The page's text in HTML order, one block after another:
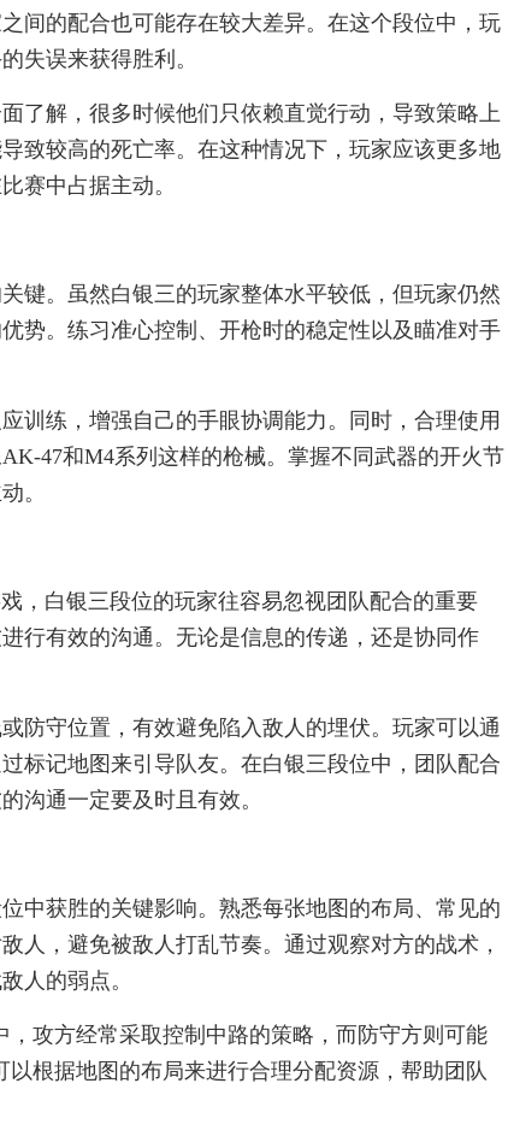
间的配合也可能存在较大差异。在这个段位中，玩
失误来获得胜利。
了解，很多时候他们只依赖直觉行动，导致策略上
致较高的死亡率。在这种情况下，玩家应该更多地
赛中占据主动。
键。虽然白银三的玩家整体水平较低，但玩家仍然
势。练习准心控制、开枪时的稳定性以及瞄准对手
训练，增强自己的手眼协调能力。同时，合理使用
47和M4系列这样的枪械。掌握不同武器的开火节
。
，白银三段位的玩家往容易忽视团队配合的重要
行有效的沟通。无论是信息的传递，还是协同作
防守位置，有效避免陷入敌人的埋伏。玩家可以通
标记地图来引导队友。在白银三段位中，团队配合
沟通一定要及时且有效。
中获胜的关键影响。熟悉每张地图的布局、常见的
人，避免被敌人打乱节奏。通过观察对方的战术，
人的弱点。
，攻方经常采取控制中路的策略，而防守方则可能
根据地图的布局来进行合理分配资源，帮助团队